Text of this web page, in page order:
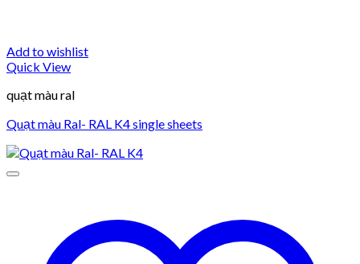
Add to wishlist
Quick View
quạt màu ral
Quạt màu Ral- RAL K4 single sheets